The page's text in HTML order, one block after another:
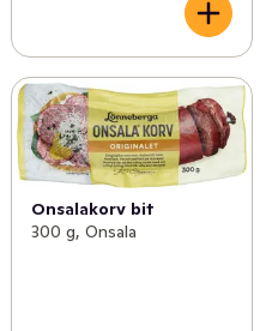
Onsalakorv bit
300 g, Onsala